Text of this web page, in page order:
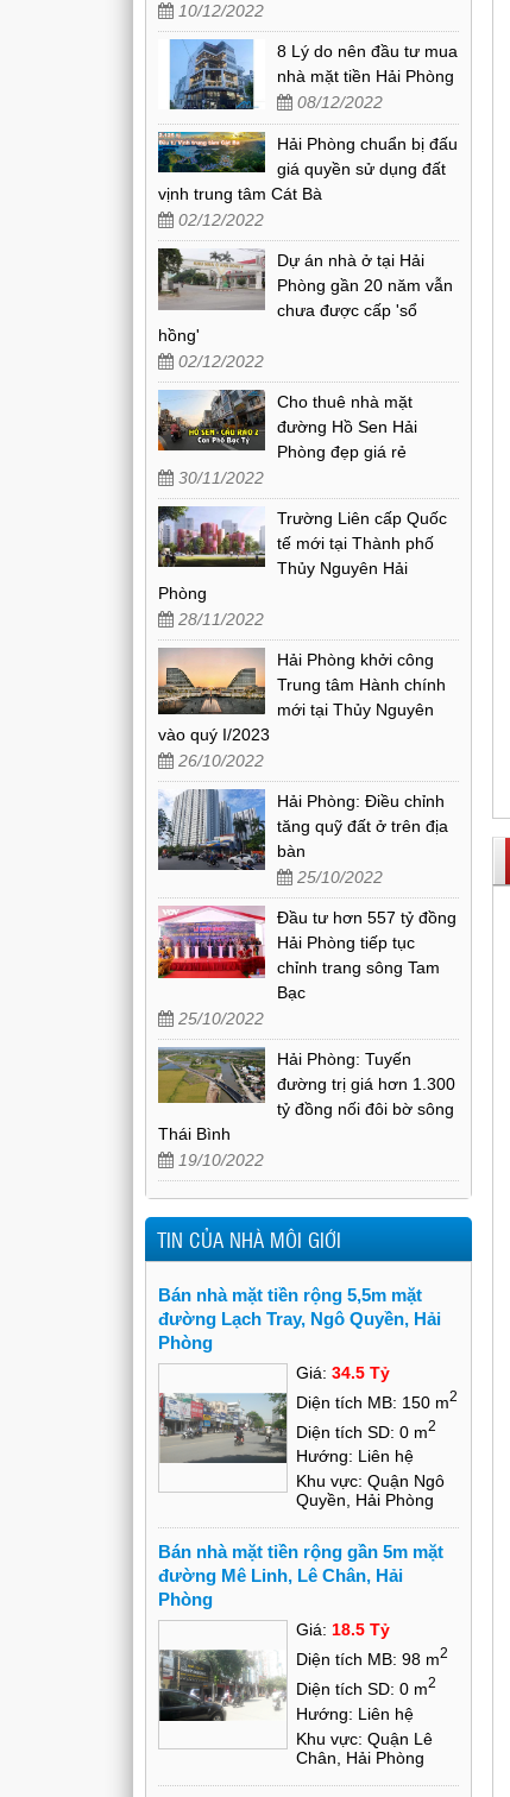
10/12/2022
8 Lý do nên đầu tư mua
nhà mặt tiền Hải Phòng
08/12/2022
Hải Phòng chuẩn bị đấu
giá quyền sử dụng đất
vịnh trung tâm Cát Bà
02/12/2022
Dự án nhà ở tại Hải
Phòng gần 20 năm vẫn
chưa được cấp 'sổ
hồng'
02/12/2022
Cho thuê nhà mặt
đường Hồ Sen Hải
Phòng đẹp giá rẻ
30/11/2022
Trường Liên cấp Quốc
tế mới tại Thành phố
Thủy Nguyên Hải
Phòng
28/11/2022
Hải Phòng khởi công
Trung tâm Hành chính
mới tại Thủy Nguyên
vào quý I/2023
26/10/2022
Hải Phòng: Điều chỉnh
tăng quỹ đất ở trên địa
bàn
25/10/2022
Đầu tư hơn 557 tỷ đồng
Hải Phòng tiếp tục
chỉnh trang sông Tam
Bạc
25/10/2022
Hải Phòng: Tuyến
đường trị giá hơn 1.300
tỷ đồng nối đôi bờ sông
Thái Bình
19/10/2022
TIN CỦA NHÀ MÔI GIỚI
Bán nhà mặt tiền rộng 5,5m mặt
đường Lạch Tray, Ngô Quyền, Hải
Phòng
Giá:34.5 Tỷ
Diện tích MB: 150 m2
Diện tích SD: 0 m2
Hướng: Liên hệ
Khu vực: Quận Ngô
Quyền, Hải Phòng
Bán nhà mặt tiền rộng gần 5m mặt
đường Mê Linh, Lê Chân, Hải
Phòng
Giá:18.5 Tỷ
Diện tích MB: 98 m2
Diện tích SD: 0 m2
Hướng: Liên hệ
Khu vực: Quận Lê
Chân, Hải Phòng